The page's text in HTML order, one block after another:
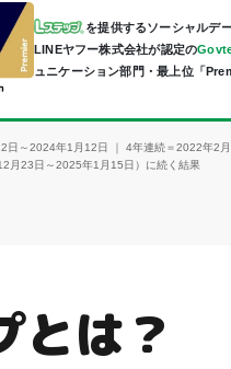
を提供するソーシャルデ
LINEヤフー株式会社が認定の
ュニケーション部門・最上位「
～2024年1月12日 ｜ 4年連続＝2022年2
月23日～2025年1月15日）に続く結果
とは？